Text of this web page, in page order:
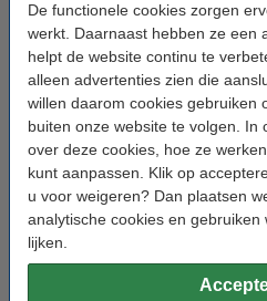
De functionele cookies zorgen
werkt. Daarnaast hebben ze een
helpt de website continu te
alleen advertenties zien die
willen daarom cookies gebruiken
buiten onze website te volgen. In
over deze cookies, hoe ze
kunt aanpassen. Klik op
u voor weigeren? Dan plaatsen
analytische cookies en
lijken.
Tijdens het auto wassen zijn
omdat je met andere
aanbrengen aan de auto. Zowel
exterieur van de auto verkopen wij
soort auto schoonmaakmiddelen.
de beste manieren om een grote
Buitenkant auto
Wij hebben een uitgebreid
producten waarmee u de
stappen helemaal schoon kunt
. Als u al